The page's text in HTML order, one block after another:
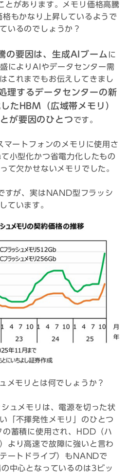
とがあります。メモリ価格高騰
もかなり上昇しているようで
いるのでしょうか？
の要因は、生成AIブーム に
によりAIやデータセンター需
これまでもお伝えしてきまし
理するデータセンターの新
たHBM（広域帯メモリ）
が要因のひとつです。
マートフォンのメモリに使用さ
小型化かつ省電力化したもの
て欠かせないメモリでした。
すが、実はNAND型フラッシ
ています。
メモリとは何でしょうか？
ュメモリは、電源を切った状
「不揮発性メモリ」のひとつ
の蓄積に使用され、HDD（ハ
より高速で故障に強いと言わ
ートドライブ）もNANDで
中心となっているのは3ビッ